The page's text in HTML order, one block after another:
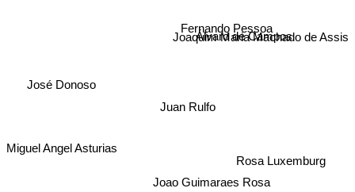
Juan Rulfo
Joao Guimaraes Rosa
Fernando Pessoa
Álvaro de Campos
José Donoso
Joaquim Maria Machado de Assis
Miguel Angel Asturias